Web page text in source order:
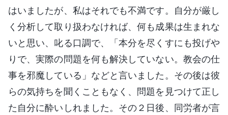
はいましたが、私はそれでも不満です。自分が厳し
く分析して取り扱わなければ、何も成果は生まれな
いと思い、叱る口調で、「本分を尽くすにも投げや
りで、実際の問題を何も解決していない。教会の仕
事を邪魔している」などと言いました。その後は彼
らの気持ちを聞くこともなく、問題を見つけて正し
た自分に酔いしれました。その２日後、同労者が言